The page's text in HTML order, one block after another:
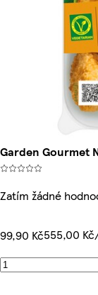
Garden Gourmet
Zatím žádné
99,90 Kč555,00